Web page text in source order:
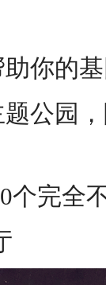
你的
公园
个完全